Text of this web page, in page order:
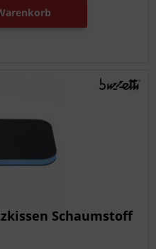
Schaumstoff